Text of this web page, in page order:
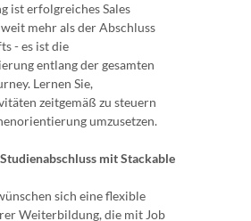
ist erfolgreiches Sales
mehr als der Abschluss
- es ist die
entlang der gesamten
Lernen Sie,
zeitgemäß zu steuern
umzusetzen.
mit Stackable
sich eine flexible
Weiterbildung, die mit Job